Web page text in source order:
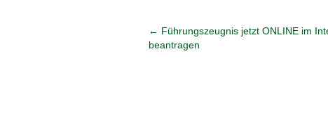
← Führungszeugnis jetzt ONLINE im
beantragen